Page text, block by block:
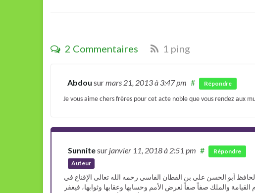
2 Commentaires 1 ping
Abdou surmars 21, 2013à 3:47 pm # Répondre
Je vous aime chers frères pour cet acte noble que vous rendez aux
Sunnitesur janvier 11, 2018à 2:51 pm
Auteur
# Répondre
أبو الحسن علي بن القطان الفاسي رحمه الله تعالى الإقناع في
تعالى يجيء يوم القيامة والملك صفاً صفاً لعرض الأمم وحسابها وعقابها وثوابها، فيغفر